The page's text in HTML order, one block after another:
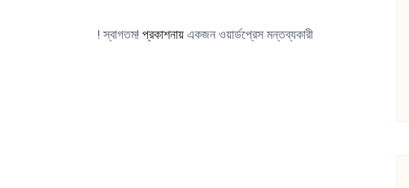
! স্বাগতম! প্রকাশনায়একজন ওয়ার্ডপ্রেস মন্তব্যকারী